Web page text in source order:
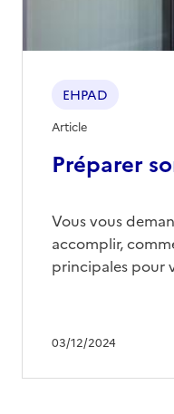
Préparer
03/12/2024
EHPAD
Article
Vous vous
accomplir,
principales pour